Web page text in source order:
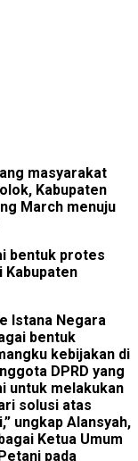
masyarakat
Kabupaten
March menuju
bentuk protes
Kabupaten
Istana Negara
bentuk
kebijakan di
DPRD yang
untuk melakukan
solusi atas
ungkap Alansyah,
Ketua Umum
pada